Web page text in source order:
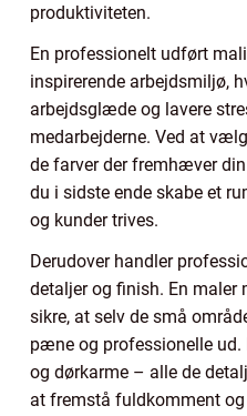
produktiviteten.
En professionelt udført
inspirerende arbejdsmiljø,
arbejdsglæde og lavere
medarbejderne. Ved at
de farver der fremhæver
du i sidste ende skabe et
og kunder trives.
Derudover handler
detaljer og finish. En maler
sikre, at selv de små
pæne og professionelle ud.
og dørkarme – alle de
at fremstå fuldkomment